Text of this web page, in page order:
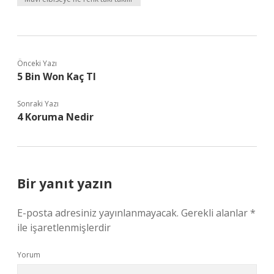
Önceki Yazı
5 Bin Won Kaç Tl
Sonraki Yazı
4 Koruma Nedir
Bir yanıt yazın
E-posta adresiniz yayınlanmayacak. Gerekli alanlar*
ile işaretlenmişlerdir
Yorum